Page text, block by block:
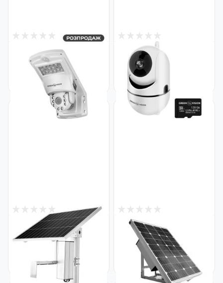
0
Камера видеонаблюдения
уличная IP PTZ GV-141-IP-
MC-DOS50VM-40-SD PTZ
Код: 16369
Снят с производства
Беспроводная поворотная
камера GV-165-GM-DIG30-10
PTZ 3MP + SD128GB
Код: 23680
Снят с производства
Солнечная панель для
видеонаблюдения с
GV-002-80W-25Ah LifePO4
Код: 21911
Снят с производства
Солнечная панель для
видеонаблюдения с
аккумулятором GreenVision
GV-003-100W-25Ah LifePO4
Код: 21912